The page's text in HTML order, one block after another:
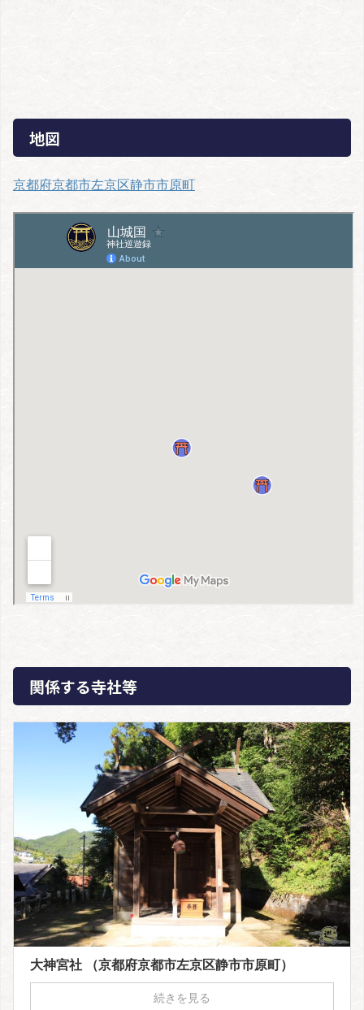
地図
京都府京都市左京区静市市原町
関係する寺社等
大神宮社 （京都府京都市左京区静市市原町）
続きを見る